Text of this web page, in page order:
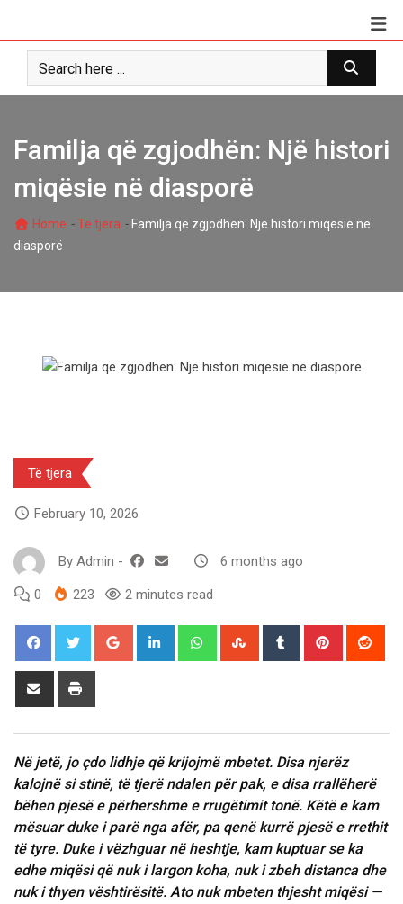
content
Familja që zgjodhën: Një histori
miqësie në diasporë
Home -Të tjera - Familja që zgjodhën: Një histori miqësie në
diasporë
Të tjera
February 10, 2026
By Admin - 6 months ago
0 223 2 minutes read
Google+ LinkedIn WhatsappStumbleUpon
Tumblr Pinterest
Share
Në jetë, jo çdo lidhje që krijojmë mbetet. Disa njerëz
kalojnë si stinë, të tjerë ndalen për pak, e disa rrallëherë
bëhen pjesë e përhershme e rrugëtimit tonë. Këtë e kam
mësuar duke i parë nga afër, pa qenë kurrë pjesë e rrethit
të tyre. Duke i vëzhguar në heshtje, kam kuptuar se ka
edhe miqësi që nuk i largon koha, nuk i zbeh distanca dhe
nuk i thyen vështirësitë. Ato nuk mbeten thjesht miqësi —